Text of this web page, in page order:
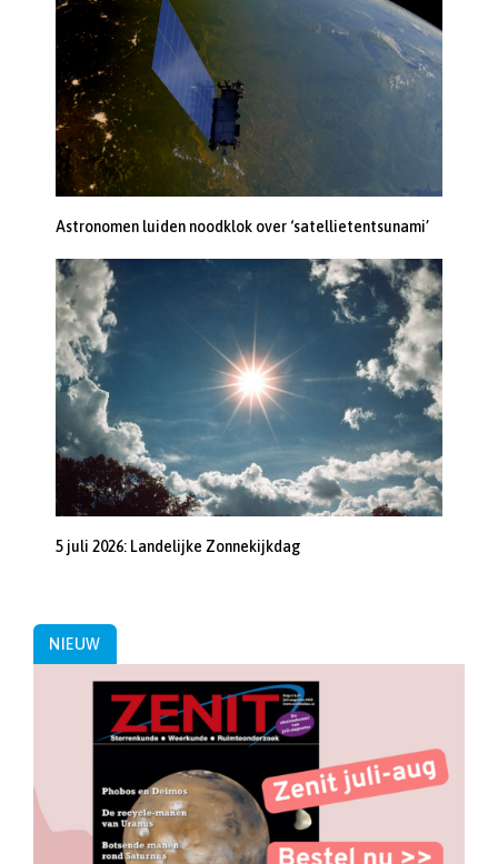
Astronomen luiden noodklok over ‘satellietentsunami’
5 juli 2026: Landelijke Zonnekijkdag
NIEUW